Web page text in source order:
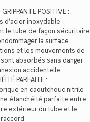
POSITIVE :
d’acier inoxydable
le tube de façon sécuritaire
la surface
et les mouvements de
absorbés sans danger
accidentelle
PARFAITE :
en caoutchouc nitrile
étanchéité parfaite entre
extérieur du tube et le